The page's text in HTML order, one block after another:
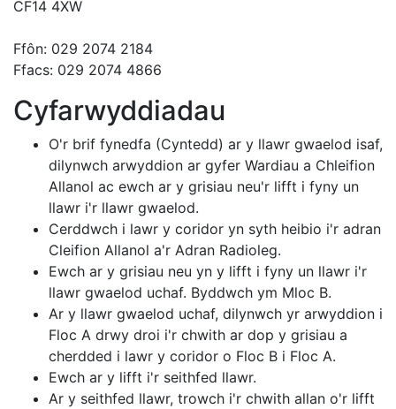
CF14 4XW
Ffôn: 029 2074 2184
Ffacs: 029 2074 4866
Cyfarwyddiadau
O'r brif fynedfa (Cyntedd) ar y llawr gwaelod isaf,
dilynwch arwyddion ar gyfer Wardiau a Chleifion
Allanol ac ewch ar y grisiau neu'r lifft i fyny un
llawr i'r llawr gwaelod.
Cerddwch i lawr y coridor yn syth heibio i'r adran
Cleifion Allanol a'r Adran Radioleg.
Ewch ar y grisiau neu yn y lifft i fyny un llawr i'r
llawr gwaelod uchaf. Byddwch ym Mloc B.
Ar y llawr gwaelod uchaf, dilynwch yr arwyddion i
Floc A drwy droi i'r chwith ar dop y grisiau a
cherdded i lawr y coridor o Floc B i Floc A.
Ewch ar y lifft i'r seithfed llawr.
Ar y seithfed llawr, trowch i'r chwith allan o'r lifft